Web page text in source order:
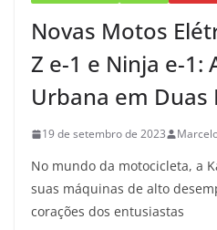
Novas Motos
Z e-1 e Ninja e-1:
Urbana em Duas
19 de setembro de 2023
No mundo da motocicleta, a
suas máquinas de alto
corações dos entusiastas